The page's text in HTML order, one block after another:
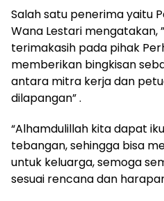
Salah satu penerima yaitu
Wana Lestari mengatakan,
terimakasih pada pihak
memberikan bingkisan
antara mitra kerja dan
dilapangan” .
“Alhamdulillah kita dapat
tebangan, sehingga bisa
untuk keluarga, semoga
sesuai rencana dan